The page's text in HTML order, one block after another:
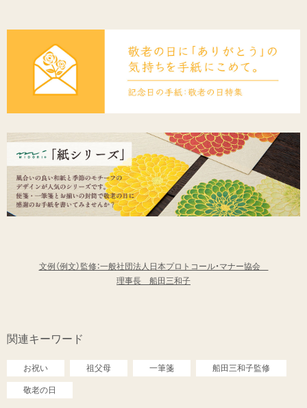
文例（例文）監修：一般社団法人日本プロトコール・マナー協会
理事長 船田三和子
関連キーワード
お祝い 祖父母 一筆箋 船田三和子監修
敬老の日